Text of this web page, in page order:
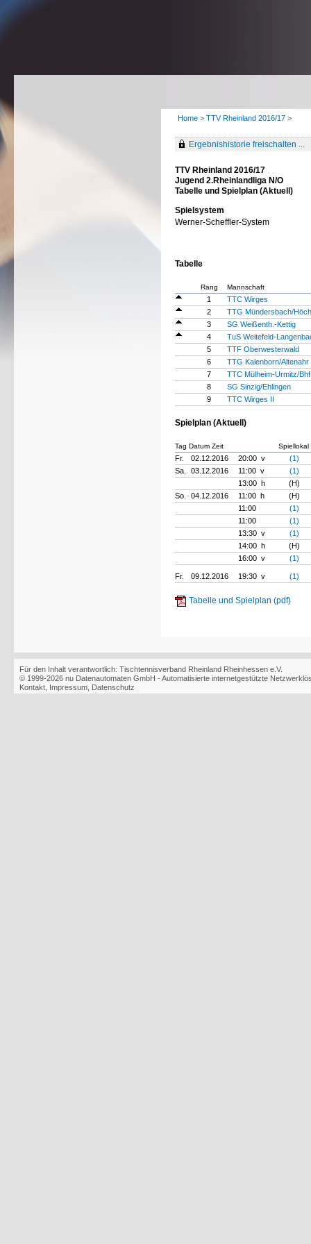
Home > TTV Rheinland 2016/17 >
Ergebnishistorie freischalten ...
TTV Rheinland 2016/17
Jugend 2.Rheinlandliga N/O
Tabelle und Spielplan (Aktuell)
Spielsystem
Werner-Scheffler-System
Tabelle
Rang Mannschaft
1
TTC Wirges
2
TTG Mündersbach/
3
SG Weißenth.-Kettig
4
TuS Weitefeld-
5
TTF Oberwesterwald
6
TTG Kalenborn/Altenahr
7
TTC Mülheim-Urmitz/Bhf
8
SG Sinzig/Ehlingen
9
TTC Wirges II
Spielplan (Aktuell)
Tag Datum Zeit Spiellokal
Fr. 02.12.2016 20:00 v
(1)
Sa.
03.12.2016 11:00 v
(1)
13:00 h
(H)
So.
04.12.2016 11:00 h
(H)
11:00
(1)
11:00
(1)
13:30 v
(1)
14:00 h
(H)
16:00 v
(1)
Fr. 09.12.2016 19:30 v (1)
Tabelle und Spielplan (pdf)
Für den Inhalt verantwortlich: Tischtennisverband Rheinland Rheinhessen e.V.
© 1999-2026 nu Datenautomaten GmbH - Automatisierte internetgestützte
Kontakt Impressum Datenschutz